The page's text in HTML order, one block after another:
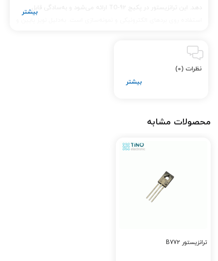
دهد. این ترانزیستور در پکیج TO-92 ارائه می‌شود و به‌سادگی قابل
ابتدایی استفاده می‌شود. اگر به دنبال یک ترانزیستور کوچک، کم‌مصرف،
فرکانس بالا تینو الکترونیک
راهنمای خرید از تینو الکترونیک
در نوار جست‌وجو وارد کرده و مشخصات فنی آن را بررسی کنید. پس از
بهره‌مند شوید. تینو الکترونیک، همراه مطمئن شما در تأمین قطعات
نظرات (0)
محصولات مشابه
ترانزیستور B772